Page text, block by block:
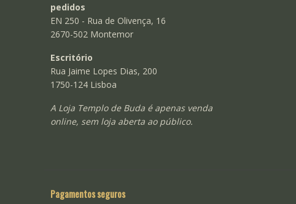
pedidos
EN 250 - Rua de Olivença, 16
2670-502 Montemor
Escritório
Rua Jaime Lopes Dias, 200
1750-124 Lisboa
A Loja Templo de Buda é apenas venda
online, sem loja aberta ao público.
Pagamentos seguros